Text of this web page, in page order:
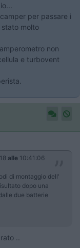
per passare i
molto
non
e turbovent
alle 10:41:06
di montaggio dell'
dopo una
due batterie
..